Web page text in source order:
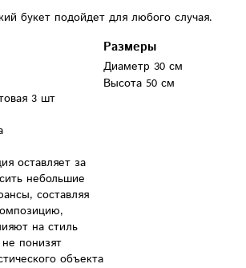
букет подойдет для любого случая.
3 шт
оставляет за
небольшие
составляя
на стиль
понизят
объекта
Размеры
Диаметр 30 см
Высота 50 см